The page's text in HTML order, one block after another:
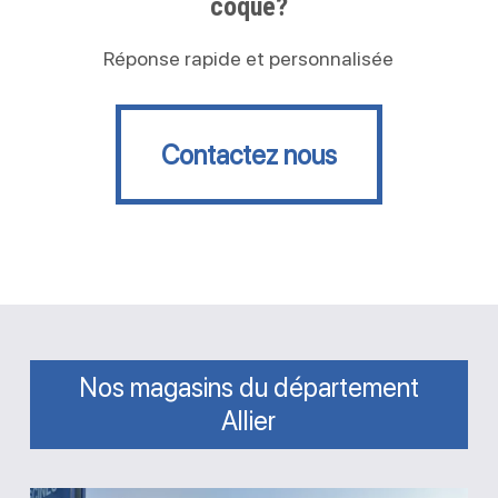
coque?
Réponse rapide et personnalisée
Contactez nous
Contactez nous
Nos magasins du département
Allier